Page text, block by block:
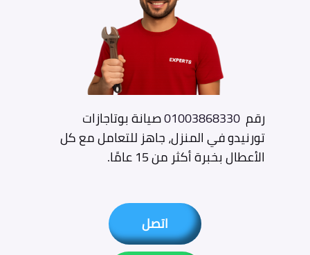
رقم 01003868330صيانة بوتاجازات
تورنيدو في المنزل، جاهز للتعامل مع كل
الأعطال بخبرة أكثر من 15 عامًا.
اتصل